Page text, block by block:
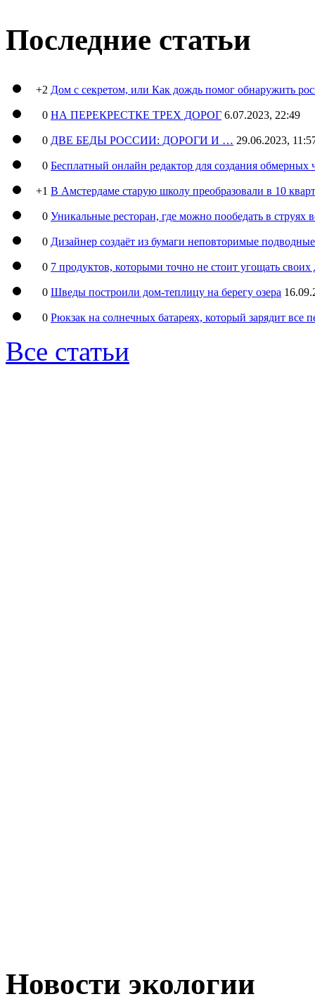
Последние статьи
+2 Дом с секретом, или Как дождь помог обнаружить
0 НА ПЕРЕКРЕСТКЕ ТРЕХ ДОРОГ 6.07.2023, 22:49
0 ДВЕ БЕДЫ РОССИИ: ДОРОГИ И … 29.06.2023,
0 Бесплатный онлайн редактор для создания обмерных
+1 В Амстердаме старую школу преобразовали в 10
0 Уникальные ресторан, где можно пообедать в струях
0 Дизайнер создаёт из бумаги неповторимые
0 7 продуктов, которыми точно не стоит угощать
0 Шведы построили дом-теплицу на берегу озера
0 Рюкзак на солнечных батареях, который зарядит все
Все статьи
Новости экологии